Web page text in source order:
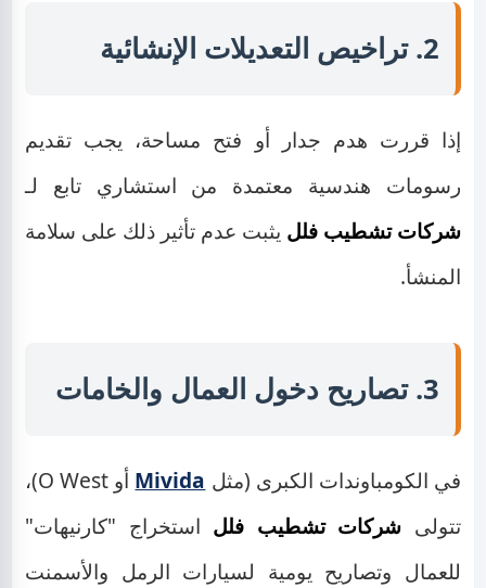
2. تراخيص التعديلات الإنشائية
إذا قررت هدم جدار أو فتح مساحة، يجب تقديم
رسومات هندسية معتمدة من استشاري تابع لـ
شركات تشطيب فلل يثبت عدم تأثير ذلك على سلامة
المنشأ.
3. تصاريح دخول العمال والخامات
في الكومباوندات الكبرى (مثل Mivida
أو O West)،
تتولى شركات تشطيب فلل استخراج "كارنيهات"
للعمال وتصاريح يومية لسيارات الرمل والأسمنت